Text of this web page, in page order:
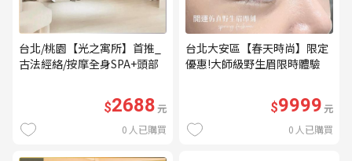
台北/桃園【光之寓所】首推_
古法經絡/按摩全身SPA+頭部
$2688元
0 人已購買
台北大安區【春天時尚】限定
優惠!大師級野生眉限時體驗
優惠券（無補色） (MO)
$9999元
0 人已購買